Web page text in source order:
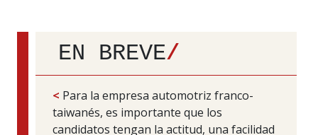
EN BREVE/
< Para la empresa automotriz franco-
taiwanés, es importante que los
candidatos tengan la actitud, una facilidad